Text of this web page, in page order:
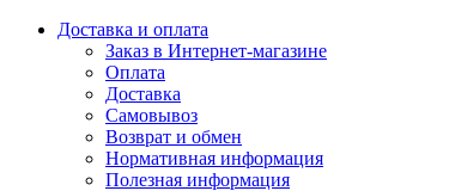
Доставка и оплата
Заказ в Интернет-магазине
Оплата
Доставка
Самовывоз
Возврат и обмен
Нормативная информация
Полезная информация